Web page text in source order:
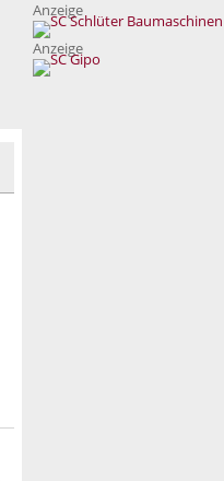
Anzeige
Anzeige